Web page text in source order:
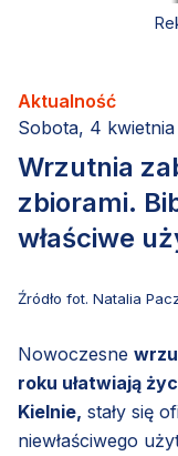
Aktualność
Sobota, 4 kwietnia
Wrzutnia
zbiorami.
właściwe
Źródło fot. Natalia
Nowoczesne
roku ułatwiają
Kielnie, stały się
niewłaściwego